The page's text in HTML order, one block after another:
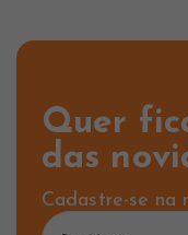
Quer
das
Cadastre-se na